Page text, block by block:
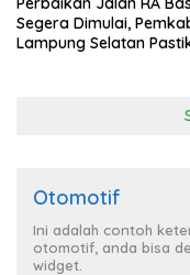
Segera Dimulai,
Lampung Selatan
Otomotif
Ini adalah contoh
otomotif, anda bisa
widget.